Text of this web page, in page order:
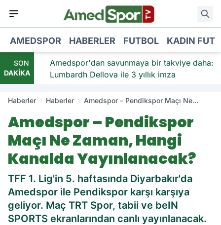
AMEDSPOR HABERLER FUTBOL KADIN
SON
DAKİKA
Amedspor'dan savunmaya bir takviye daha:
Lumbardh Dellova ile 3 yıllık imza
Haberler Haberler
Amedspor – Pendikspor Maçı Ne
Amedspor – Pendikspor
Maçı Ne Zaman, Hangi
Kanalda Yayınlanacak?
TFF 1. Lig'in 5. haftasında Diyarbakır'da
Amedspor ile Pendikspor karşı karşıya
geliyor. Maç TRT Spor, tabii ve beIN
SPORTS ekranlarından canlı yayınlanacak.